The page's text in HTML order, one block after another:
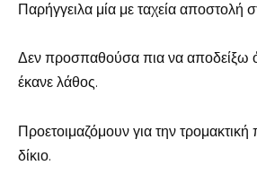
Παρήγγειλα μία με ταχεία αποστολή
Δεν προσπαθούσα πια να αποδείξω
έκανε λάθος.
Προετοιμαζόμουν για την τρομακτική
δίκιο.